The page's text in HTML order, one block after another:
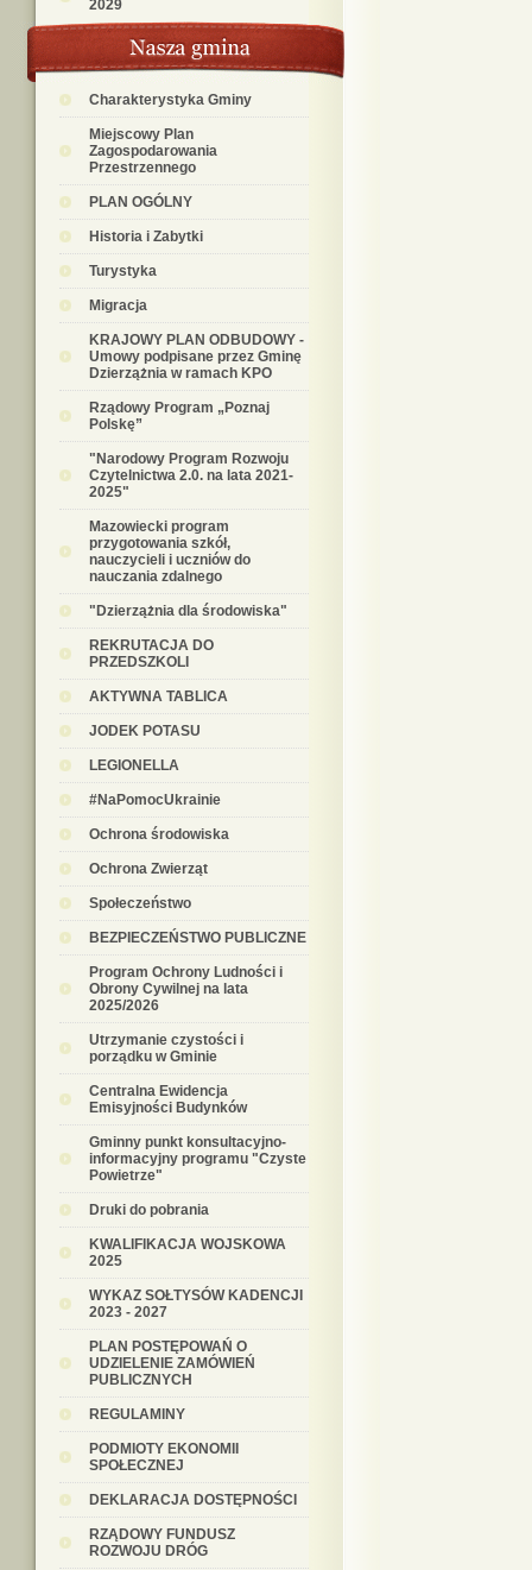
2029
Charakterystyka Gminy
Miejscowy Plan
Zagospodarowania
Przestrzennego
PLAN OGÓLNY
Historia i Zabytki
Turystyka
Migracja
KRAJOWY PLAN ODBUDOWY -
Umowy podpisane przez Gminę
Dzierzążnia w ramach KPO
Rządowy Program „Poznaj
Polskę”
"Narodowy Program Rozwoju
Czytelnictwa 2.0. na lata 2021-
2025"
Mazowiecki program
przygotowania szkół,
nauczycieli i uczniów do
nauczania zdalnego
"Dzierzążnia dla środowiska"
REKRUTACJA DO
PRZEDSZKOLI
AKTYWNA TABLICA
JODEK POTASU
LEGIONELLA
#NaPomocUkrainie
Ochrona środowiska
Ochrona Zwierząt
Społeczeństwo
BEZPIECZEŃSTWO PUBLICZNE
Program Ochrony Ludności i
Obrony Cywilnej na lata
2025/2026
Utrzymanie czystości i
porządku w Gminie
Centralna Ewidencja
Emisyjności Budynków
Gminny punkt konsultacyjno-
informacyjny programu "Czyste
Powietrze"
Druki do pobrania
KWALIFIKACJA WOJSKOWA
2025
WYKAZ SOŁTYSÓW KADENCJI
2023 - 2027
PLAN POSTĘPOWAŃ O
UDZIELENIE ZAMÓWIEŃ
PUBLICZNYCH
REGULAMINY
PODMIOTY EKONOMII
SPOŁECZNEJ
DEKLARACJA DOSTĘPNOŚCI
RZĄDOWY FUNDUSZ
ROZWOJU DRÓG